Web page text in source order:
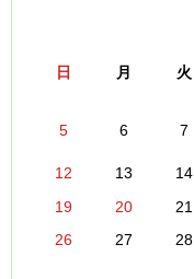
日 月 火
5
6 7
12 13 14
19
20 21
26
27 28